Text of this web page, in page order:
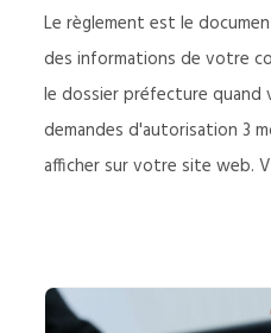
Le règlement est le
des informations de votre
le dossier préfecture quand
demandes d'autorisation 3
afficher sur votre site web.